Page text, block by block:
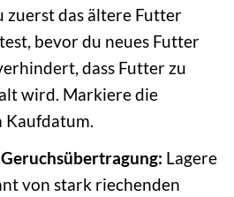
zuerst das ältere Futter
bevor du neues Futter
dass Futter zu
wird. Markiere die
Kaufdatum.
Lagere
von stark riechenden